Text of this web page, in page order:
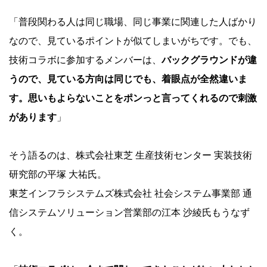
「普段関わる人は同じ職場、同じ事業に関連した人ばかり
なので、見ているポイントが似てしまいがちです。でも、
技術コラボに参加するメンバーは、バックグラウンドが違
うので、見ている方向は同じでも、着眼点が全然違いま
す。思いもよらないことをポンっと言ってくれるので刺激
があります 」
そう語るのは、株式会社東芝 生産技術センター 実装技術
研究部の平塚 大祐氏。
東芝インフラシステムズ株式会社 社会システム事業部 通
信システムソリューション営業部の江本 沙綾氏もうなず
く。